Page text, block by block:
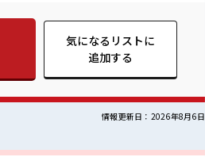
イチからスキルUP・ステップUP
仕事に集中♪
気になるリストに
追加する
情報更新日：2026年8月6日